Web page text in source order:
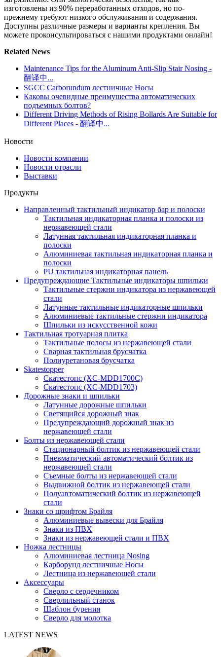
изготовлены из 90% переработанных отходов, но по-
прежнему требуют низкого обслуживания и содержания.
Доступны различные размеры и варианты крепления. Вы
можете проконсультироваться с нашими продуктами онлайн!
Related News
Maintenance Tips for the Aluminum Anti-Slip Stair Nosing -
翻译中...
SGCC Carborundum лестничные Носы
Каковы очевидные преимущества автоматических
подъемных болтов?
Different Driving Methods of Rising Bollards Are Suitable for
Different Places - 翻译中...
Новости
Новости компании
Новости отрасли
Выставки
Продукты
Направленный тактильный индикатор бар и полоски
Тактильная индикаторная планка и полоски из
нержавеющей стали
Латунная тактильная индикаторная планка и
полоски
Алюминиевая тактильная индикаторная планка и
полоски
PU тактильная индикаторная панель
Предупреждающие Тактильные индикаторы шпильки
Тактильные стержни индикатора из нержавеющей
стали
Латунные тактильные индикаторные шпильки
Алюминиевые тактильные стержни индикатора
Шпильки из искусственной кожи
Тактильная тротуарная плитка
Тактильные полосы из нержавеющей стали
Сварная тактильная брусчатка
Полиуретановая брусчатка
Skatestopper
Скатестопс (XC-MDD1700C)
Скатестопс (XC-MDD1703)
Дорожные знаки и шпильки
Латунные дорожные шпильки
Светящийся дорожный знак
Предупреждающий дорожный знак из
нержавеющей стали
Болты из нержавеющей стали
Стационарный болтик из нержавеющей стали
Пневматический автоматический болтик из
нержавеющей стали
Съемные болты из нержавеющей стали
Выдвижной болтик из нержавеющей стали
Полуавтоматический болтик из нержавеющей
стали
Знаки со шрифтом Брайля
Алюминиевые вывески для Брайля
Знаки из ПВХ
Знаки из нержавеющей стали и ПВХ
Ножка лестницы
Алюминиевая лестница Nosing
Карборунд лестничные Носы
Лестница из нержавеющей стали
Аксессуары
Сверло с сердечником
Сверлильный станок
Шаблон бурения
Сверло для молотка
LATEST NEWS